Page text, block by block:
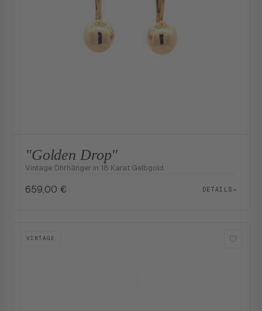
"Golden Drop"
Vintage Ohrhänger in 18 Karat Gelbgold
659,00 € DETAILS→
VINTAGE